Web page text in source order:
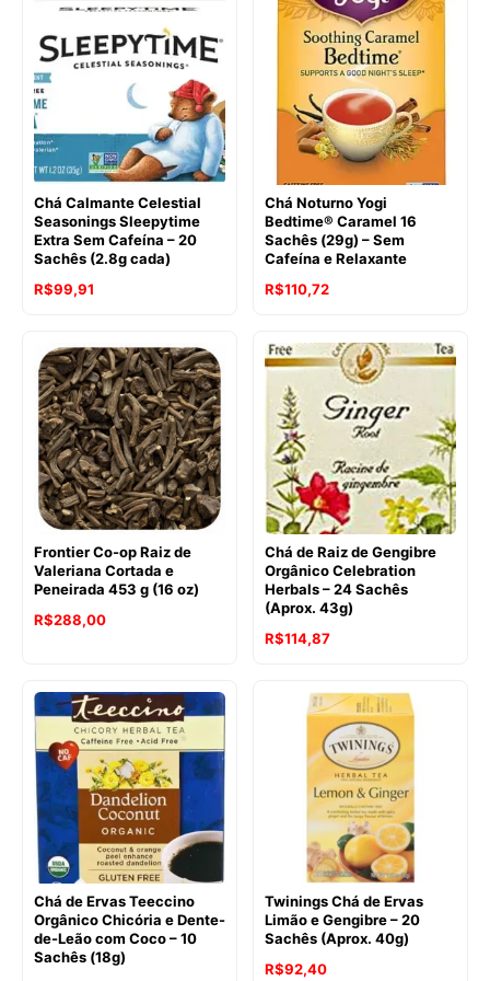
Chá Calmante Celestial
Seasonings Sleepytime
Extra Sem Cafeína – 20
Sachês (2.8g cada)
O
original
era:
R$107,42.
R$99,91
atual
é:
R$99,91.
Chá Noturno Yogi
Bedtime® Caramel 16
Sachês (29g) – Sem
Cafeína e Relaxante
O
original
era:
R$125,32.
R$110,72O
atual
é:
R$110,72.
Frontier Co-op Raiz de
Valeriana Cortada e
Peneirada 453 g (16 oz)
R$288,00
Chá de Raiz de Gengibre
Orgânico Celebration
Herbals – 24 Sachês
(Aprox. 43g)
R$114,87
Chá de Ervas Teeccino
Orgânico Chicória e Dente-
de-Leão com Coco – 10
Sachês (18g)
Twinings Chá de Ervas
Limão e Gengibre – 20
Sachês (Aprox. 40g)
O
R$92,40O